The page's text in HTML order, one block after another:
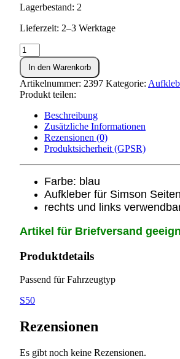
Lagerbestand: 2
Lieferzeit: 2–3 Werktage
Aufkleber
"S50N"
für
Seitendeckel
-
Menge
In den Warenkorb
Artikelnummer: 2397 Kategorie:
Produkt teilen:
Beschreibung
Zusätzliche Informationen
Rezensionen (0)
Produktsicherheit (GPSR)
Farbe: blau
Aufkleber für Simson
rechts und links
Artikel für Briefversand
Produktdetails
Passend für Fahrzeugtyp
S50
Rezensionen
Es gibt noch keine Rezensionen.